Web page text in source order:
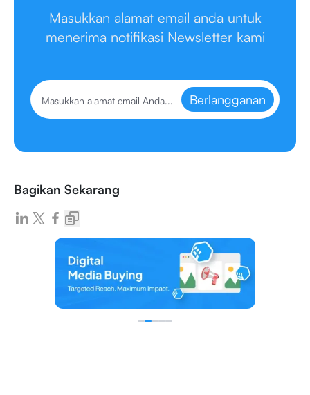
Masukkan alamat email anda untuk
menerima notifikasi Newsletter kami
Berlangganan
Bagikan Sekarang